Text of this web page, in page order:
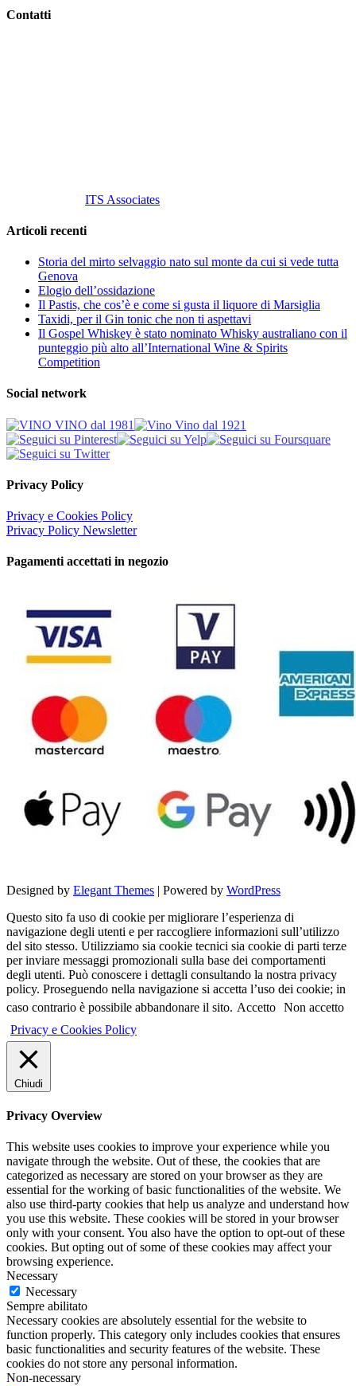
Contatti
ITS Associates
Articoli recenti
Storia del mirto selvaggio nato sul monte da cui si vede tutta
Genova
Elogio dell’ossidazione
Il Pastis, che cos’è e come si gusta il liquore di Marsiglia
Taxidi, per il Gin tonic che non ti aspettavi
Il Gospel Whiskey è stato nominato Whisky australiano con il
punteggio più alto all’International Wine & Spirits
Competition
Social network
Privacy Policy
Privacy e Cookies Policy
Privacy Policy Newsletter
Pagamenti accettati in negozio
Designed by Elegant Themes | Powered by WordPress
Questo sito fa uso di cookie per migliorare l’esperienza di
navigazione degli utenti e per raccogliere informazioni sull’utilizzo
del sito stesso. Utilizziamo sia cookie tecnici sia cookie di parti terze
per inviare messaggi promozionali sulla base dei comportamenti
degli utenti. Può conoscere i dettagli consultando la nostra privacy
policy. Proseguendo nella navigazione si accetta l’uso dei cookie; in
caso contrario è possibile abbandonare il sito. Accetto Non accetto
Privacy e Cookies Policy
Chiudi
Privacy Overview
This website uses cookies to improve your experience while you
navigate through the website. Out of these, the cookies that are
categorized as necessary are stored on your browser as they are
essential for the working of basic functionalities of the website. We
also use third-party cookies that help us analyze and understand how
you use this website. These cookies will be stored in your browser
only with your consent. You also have the option to opt-out of these
cookies. But opting out of some of these cookies may affect your
browsing experience.
Necessary
Necessary
Sempre abilitato
Necessary cookies are absolutely essential for the website to
function properly. This category only includes cookies that ensures
basic functionalities and security features of the website. These
cookies do not store any personal information.
Non-necessary